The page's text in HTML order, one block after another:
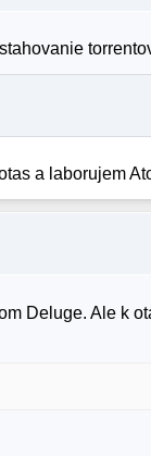
a laborujem
Deluge. Ale k